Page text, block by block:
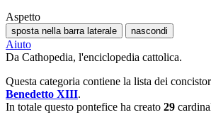
Aspetto
sposta nella barra laterale nascondi
Aiuto
Da Cathopedia, l'enciclopedia cattolica.
Questa categoria contiene la lista dei
Benedetto XIII.
In totale questo pontefice ha creato 29